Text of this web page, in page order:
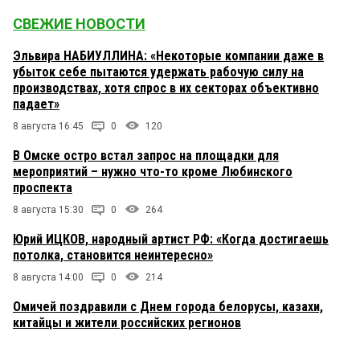
СВЕЖИЕ НОВОСТИ
Эльвира НАБИУЛЛИНА: «Некоторые компании даже в
убыток себе пытаются удержать рабочую силу на
производствах, хотя спрос в их секторах объективно
падает»
8 августа 16:45 0 120
В Омске остро встал запрос на площадки для
мероприятий – нужно что-то кроме Любинского
проспекта
8 августа 15:30 0 264
Юрий ИЦКОВ, народный артист РФ: «Когда достигаешь
потолка, становится неинтересно»
8 августа 14:00 0 214
Омичей поздравили с Днем города белорусы, казахи,
китайцы и жители российских регионов